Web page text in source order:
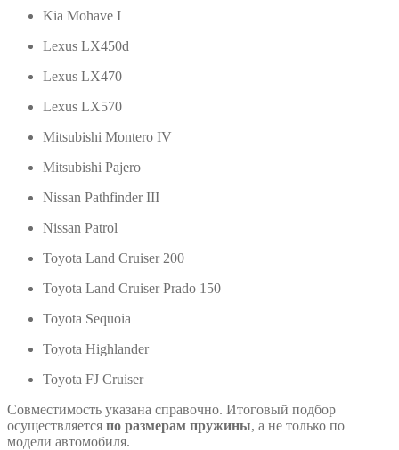
Kia Mohave I
Lexus LX450d
Lexus LX470
Lexus LX570
Mitsubishi Montero IV
Mitsubishi Pajero
Nissan Pathfinder III
Nissan Patrol
Toyota Land Cruiser 200
Toyota Land Cruiser Prado 150
Toyota Sequoia
Toyota Highlander
Toyota FJ Cruiser
Совместимость указана справочно. Итоговый подбор
осуществляется по размерам пружины, а не только по
модели автомобиля.